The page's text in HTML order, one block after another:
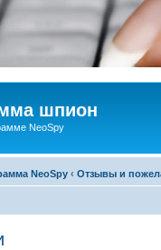
шпион
NeoSpy
NeoSpy ‹ Отзывы и